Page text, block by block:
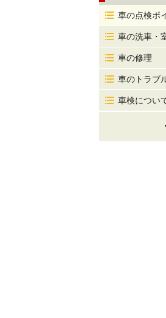
車の点検ポ
車の洗車・
車の修理
車のトラブ
車検につい